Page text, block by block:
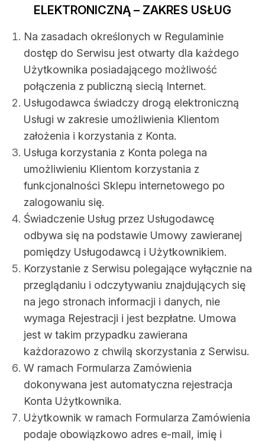
ELEKTRONICZNĄ – ZAKRES USŁUG
Na zasadach określonych w Regulaminie
dostęp do Serwisu jest otwarty dla każdego
Użytkownika posiadającego możliwość
połączenia z publiczną siecią Internet.
Usługodawca świadczy drogą elektroniczną
Usługi w zakresie umożliwienia Klientom
założenia i korzystania z Konta.
Usługa korzystania z Konta polega na
umożliwieniu Klientom korzystania z
funkcjonalności Sklepu internetowego po
zalogowaniu się.
Świadczenie Usług przez Usługodawcę
odbywa się na podstawie Umowy zawieranej
pomiędzy Usługodawcą i Użytkownikiem.
Korzystanie z Serwisu polegające wyłącznie na
przeglądaniu i odczytywaniu znajdujących się
na jego stronach informacji i danych, nie
wymaga Rejestracji i jest bezpłatne. Umowa
jest w takim przypadku zawierana
każdorazowo z chwilą skorzystania z Serwisu.
W ramach Formularza Zamówienia
dokonywana jest automatyczna rejestracja
Konta Użytkownika.
Użytkownik w ramach Formularza Zamówienia
podaje obowiązkowo adres e-mail, imię i